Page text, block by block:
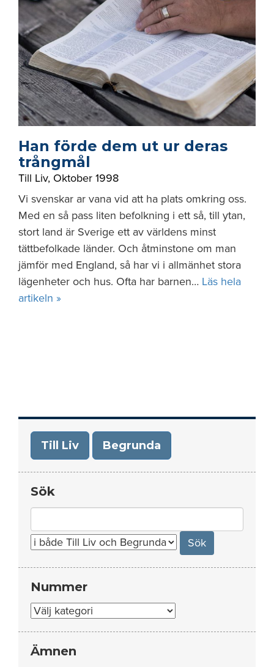
Han förde dem ut ur deras
trångmål
Till Liv, Oktober 1998
Vi svenskar ar vana vid att ha plats omkring oss.
Med en så pass liten befolkning i ett så, till ytan,
stort land är Sverige ett av världens minst
tättbefolkade länder. Och åtminstone om man
jämför med England, så har vi i allmänhet stora
lägenheter och hus. Ofta har barnen… Läs hela
artikeln »
Till Liv Begrunda
Sök
for:
Nummer
Nummer
Ämnen